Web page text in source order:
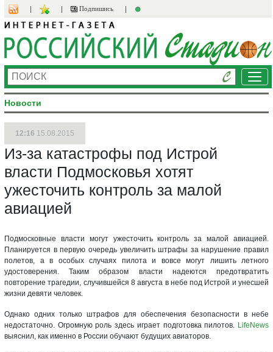
Подпишись
Новости
12:16 15.08.2015
Из-за катастрофы под Истрой
власти Подмосковья хотят
ужесточить контроль за малой
авиацией
Подмосковные власти могут ужесточить контроль за малой авиацией.
Планируется в первую очередь увеличить штрафы за нарушение правил
полетов, а в особых случаях пилота и вовсе могут лишить летного
удостоверения. Таким образом власти надеются предотвратить
повторение трагедии, случившейся 8 августа в небе под Истрой и унесшей
жизни девяти человек.
Однако одних только штрафов для обеспечения безопасности в небе
недостаточно. Огромную роль здесь играет подготовка пилотов. LifeNews
выяснил, как именно в России обучают будущих авиаторов.